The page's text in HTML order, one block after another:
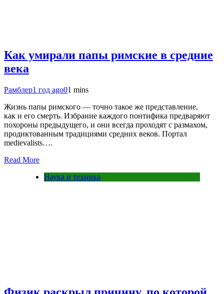
Как умирали папы римские в средние
века
Рамблер1 год ago01 mins
Жизнь папы римского — точно такое же представление,
как и его смерть. Избрание каждого понтифика предваряют
похороны предыдущего, и они всегда проходят с размахом,
продиктованным традициями средних веков. Портал
medievalists….
Read More
Наука и техника